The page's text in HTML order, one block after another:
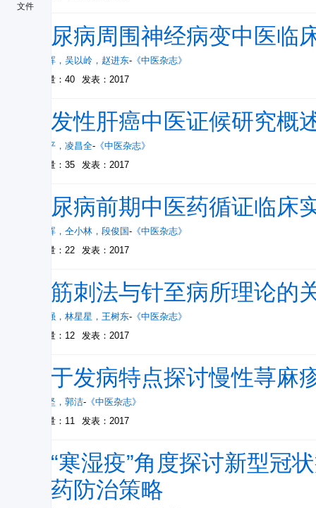
文件
糖尿病周围神经病变中医临
方朝晖 ， 吴以岭 ， 赵进东- 《中医杂志》
被引量：40
发表：2017
原发性肝癌中医证候研究概
占义平 ， 凌昌全- 《中医杂志》
被引量：35
发表：2017
糖尿病前期中医药循证临床
方朝晖 ， 仝小林 ， 段俊国- 《中医杂志》
被引量：22
发表：2017
经筋刺法与针至病所理论的
董宝强 ， 林星星 ， 王树东- 《中医杂志》
被引量：12
发表：2017
基于发病特点探讨慢性荨麻
卢传坚 ， 郭洁- 《中医杂志》
被引量：11
发表：2017
从“寒湿疫”角度探讨新型冠
医药防治策略